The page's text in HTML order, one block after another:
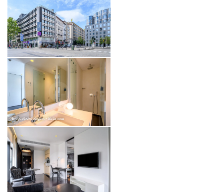
B-aparthotel Regent - Bathroom